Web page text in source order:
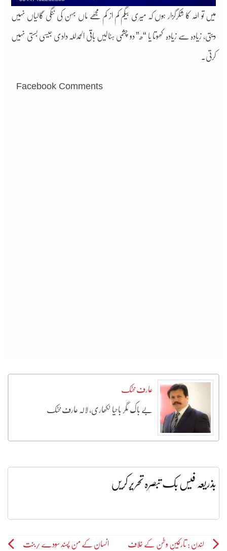
میں تو اللہ کا شکرگزار ہوں کہ میری بیگم کم از کم مجھے ماں بہن کی ننگی گالیاں نہیں
دیتی، زیادہ سے زیادہ کھوتا یا “ھ” دو چشمی ہٹالیں باقی الحمدللہ دادی جیسی بستی نہیں
کرتی۔
Facebook Comments
عارف خٹک
بے باک مگر باحیا لکھاری، لالہ عارف خٹک
بذریعہ فیس بک تبصرہ تحریر کریں
Postلندن : تارکینِ وطن کے خلاف انسان کے من پسند سودے /بنت